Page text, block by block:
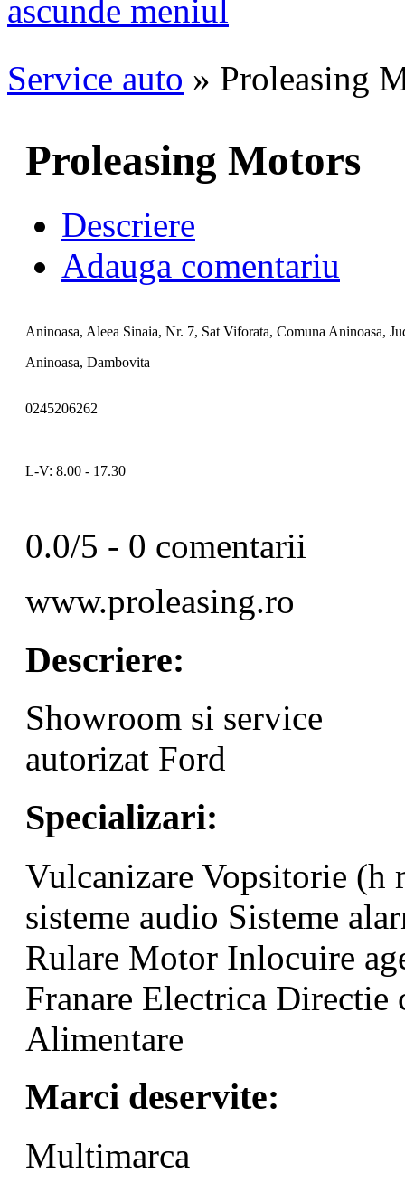
ascunde meniul
Service auto » Proleasing
Proleasing Motors
Descriere
Adauga comentariu
Aninoasa, Aleea Sinaia, Nr. 7, Sat Viforata, Comuna Aninoasa,
Aninoasa, Dambovita
0245206262
L-V: 8.00 - 17.30
0.0/5 - 0 comentarii
www.proleasing.ro
Descriere:
Showroom si service
autorizat Ford
Specializari:
Vulcanizare Vopsitorie (h
sisteme audio Sisteme
Rulare Motor Inlocuire
Franare Electrica Directie
Alimentare
Marci deservite:
Multimarca